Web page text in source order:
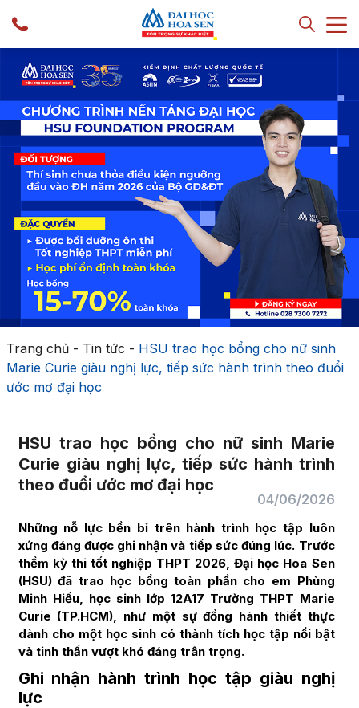
Trang chủ- Tin tức - HSU trao học bổng cho nữ sinh
Marie Curie giàu nghị lực, tiếp sức hành trình theo đuổi
ước mơ đại học
HSU trao học bổng cho nữ sinh Marie
Curie giàu nghị lực, tiếp sức hành trình
theo đuổi ước mơ đại học
04/06/2026
Những nỗ lực bền bỉ trên hành trình học tập luôn
xứng đáng được ghi nhận và tiếp sức đúng lúc. Trước
thềm kỳ thi tốt nghiệp THPT 2026, Đại học Hoa Sen
(HSU) đã trao học bổng toàn phần cho em Phùng
Minh Hiếu, học sinh lớp 12A17 Trường THPT Marie
Curie (TP.HCM), như một sự đồng hành thiết thực
dành cho một học sinh có thành tích học tập nổi bật
và tinh thần vượt khó đáng trân trọng.
Ghi nhận hành trình học tập giàu nghị
lực